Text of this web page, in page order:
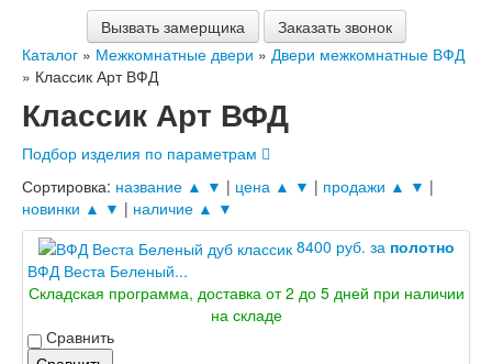
Вызвать замерщика
Заказать звонок
Каталог » Межкомнатные двери » Двери межкомнатные ВФД
» Классик Арт ВФД
Классик Арт ВФД
Подбор изделия по параметрам
Сортировка: название ▲ ▼ | цена ▲ ▼ | продажи ▲ ▼ |
новинки ▲ ▼ | наличие ▲ ▼
8400 руб. за полотно
ВФД Веста Беленый...
Складская программа, доставка от 2 до 5 дней при наличии
на складе
Сравнить